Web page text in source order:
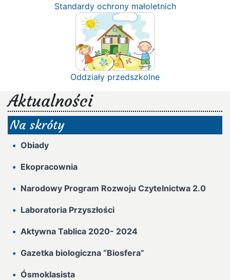
Standardy ochrony małoletnich
Oddziały przedszkolne
Aktualności
Na skróty
Obiady
Ekopracownia
Narodowy Program Rozwoju Czytelnictwa 2.0
Laboratoria Przyszłości
Aktywna Tablica 2020- 2024
Gazetka biologiczna “Biosfera”
Ósmoklasista